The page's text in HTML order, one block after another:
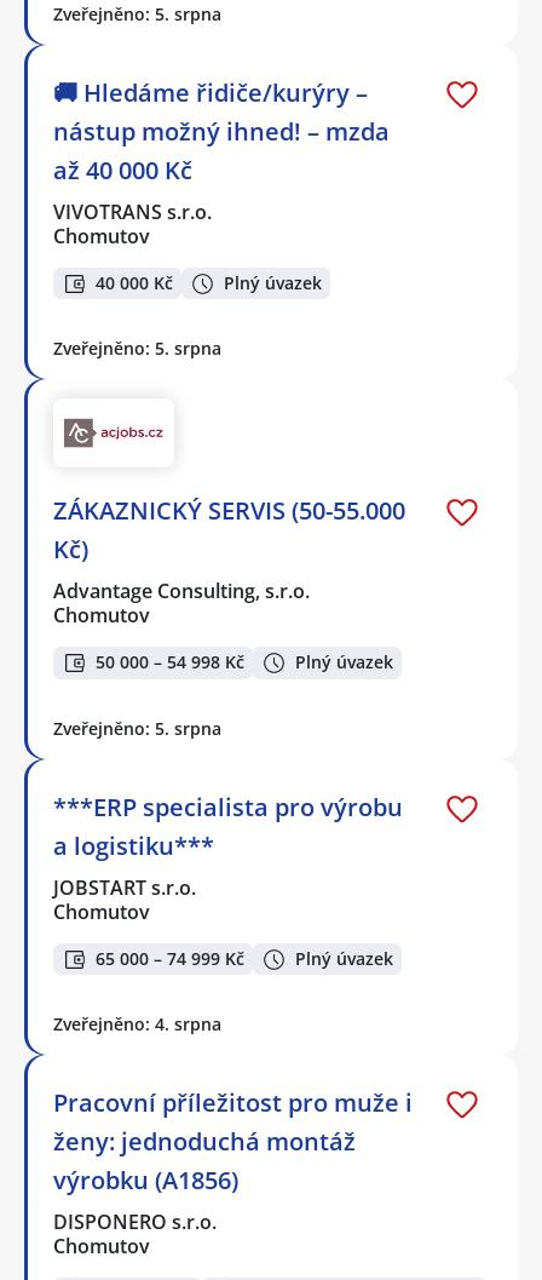
Zveřejněno: 5. srpna
🚚 Hledáme řidiče/kurýry –
nástup možný ihned! – mzda
až 40 000 Kč
VIVOTRANS s.r.o.
Chomutov
40 000 Kč Plný úvazek
Zveřejněno: 5. srpna
ZÁKAZNICKÝ SERVIS (50-55.000
Kč)
Advantage Consulting, s.r.o.
Chomutov
50 000 – 54 998 Kč Plný úvazek
Zveřejněno: 5. srpna
***ERP specialista pro výrobu
a logistiku***
JOBSTART s.r.o.
Chomutov
65 000 – 74 999 Kč Plný úvazek
Zveřejněno: 4. srpna
Pracovní příležitost pro muže i
ženy: jednoduchá montáž
výrobku (A1856)
DISPONERO s.r.o.
Chomutov